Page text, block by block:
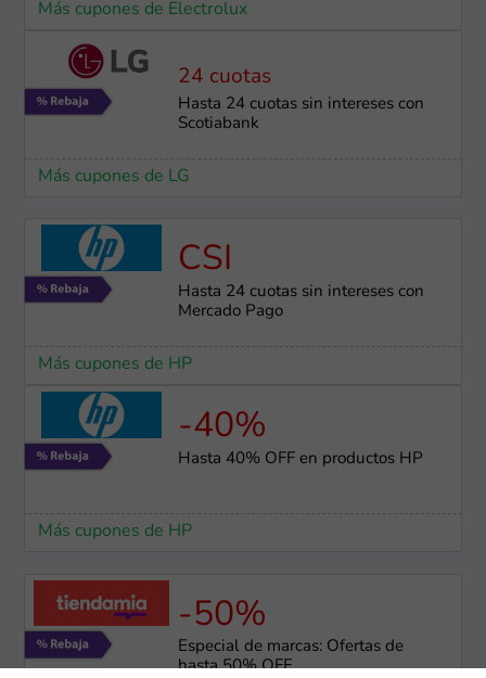
Más cupones de Electrolux
24 cuotas
Hasta 24 cuotas sin intereses con
Scotiabank
Más cupones de LG
CSI
Hasta 24 cuotas sin intereses con
Mercado Pago
Más cupones de HP
-40%
Hasta 40% OFF en productos HP
Más cupones de HP
-50%
Especial de marcas: Ofertas de
hasta 50% OFF